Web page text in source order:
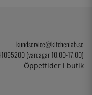
kundservice@kitchenlab.se
(vardagar 10.00-17.00)
Öppettider i butik